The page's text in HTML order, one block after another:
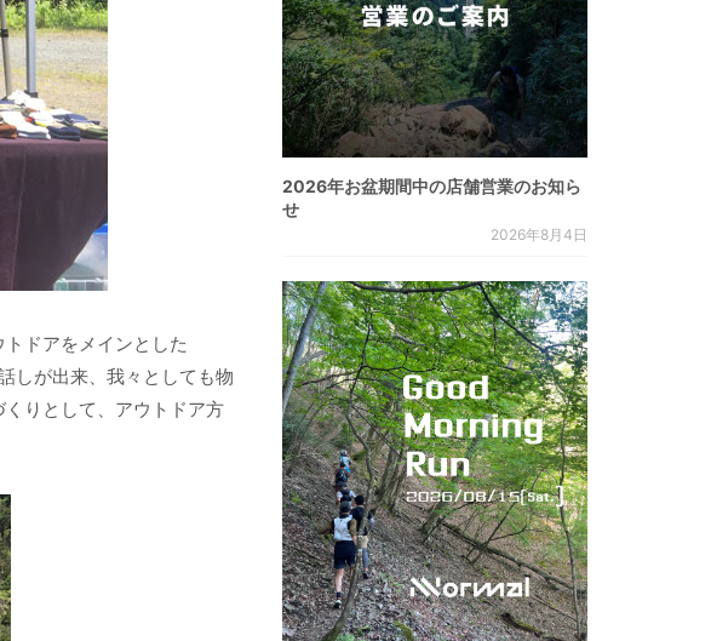
ドアをメインとした
しが出来、我々としても物
りとして、アウトドア方
2026年お盆期間中の店舗営業のお知ら
せ
2026年8月4日